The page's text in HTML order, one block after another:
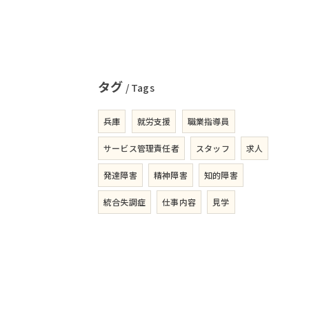
タグ Tags
兵庫 就労支援 職業指導員
サービス管理責任者 スタッフ 求人
発達障害 精神障害 知的障害
統合失調症 仕事内容 見学